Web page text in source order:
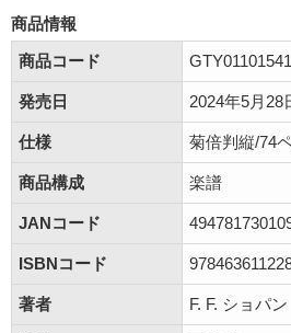
商品情報
商品コード
GTY01101541
発売日 2024年5月28
仕様 菊倍判縦/74
商品構成 楽譜
JANコード
ISBNコード
著者 F. F. ショパン